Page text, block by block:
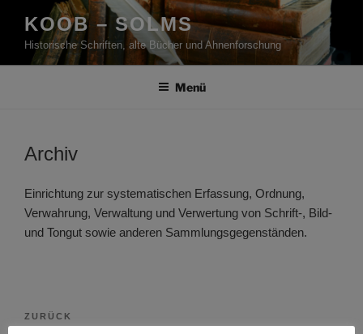
Inhalt
springen
KOOB – SOLMS
Historische Schriften, alte Bücher und Ahnenforschung
Menü
Archiv
Einrichtung zur systematischen Erfassung, Ordnung,
Verwahrung, Verwaltung und Verwertung von Schrift-, Bild-
und Tongut sowie anderen Sammlungsgegenständen.
Beitragsnavigation
Vorheriger
ZURÜCK